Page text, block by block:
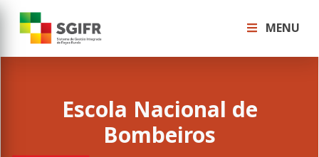
MENU
Escola Nacional de
Bombeiros